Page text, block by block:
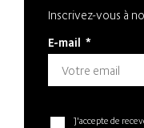
Inscrivez-vous à
E-mail *
J'accepte de